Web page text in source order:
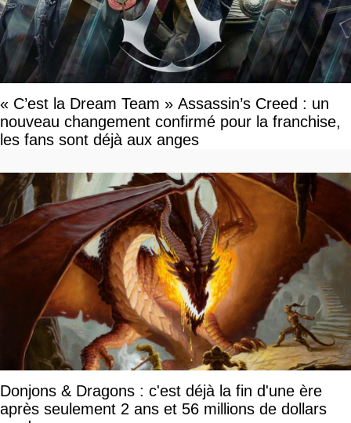
« C’est la Dream Team » Assassin’s Creed : un
nouveau changement confirmé pour la franchise,
les fans sont déjà aux anges
Donjons & Dragons : c'est déjà la fin d'une ère
après seulement 2 ans et 56 millions de dollars